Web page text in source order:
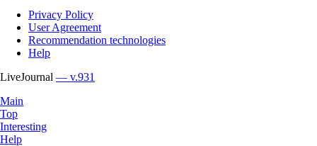
Privacy Policy
User Agreement
Recommendation technologies
Help
LiveJournal — v.931
Main
Top
Interesting
Help